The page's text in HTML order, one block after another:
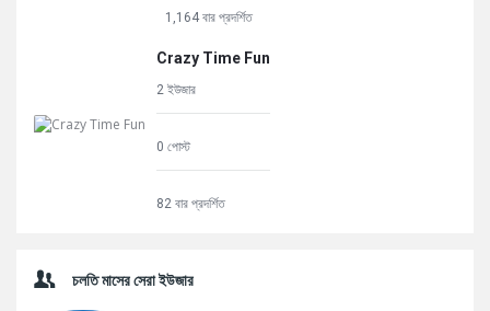
1,164 বার প্রদর্শিত
Crazy Time Fun
2 ইউজার
0 পোস্ট
82 বার প্রদর্শিত
চলতি মাসের সেরা ইউজার